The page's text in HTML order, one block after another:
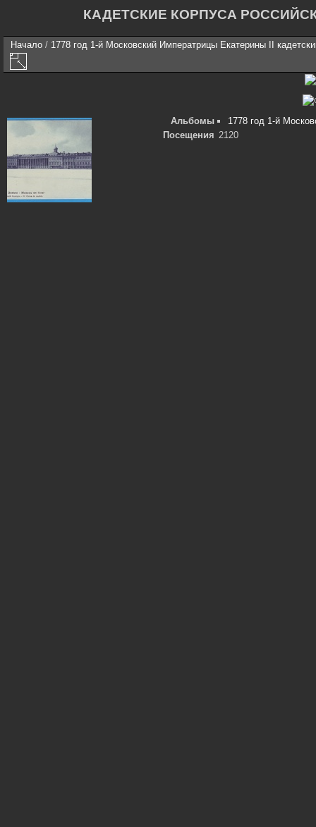
КАДЕТСКИЕ КОРПУСА
Начало / 1778 год 1-й Московский Императрицы Екатерины II
Альбомы
1778 год 1-й
Посещения 2120